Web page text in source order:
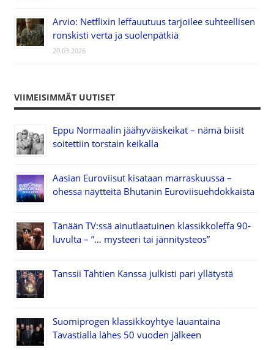
Arvio: Netflixin leffauutuus tarjoilee suhteellisen
ronskisti verta ja suolenpätkiä
20.03.2026
VIIMEISIMMÄT UUTISET
Eppu Normaalin jäähyväiskeikat – nämä biisit
soitettiin torstain keikalla
Aasian Euroviisut kisataan marraskuussa –
ohessa näytteitä Bhutanin Euroviisuehdokkaista
Tänään TV:ssä ainutlaatuinen klassikkoleffa 90-
luvulta – ”… mysteeri tai jännitysteos”
Tanssii Tähtien Kanssa julkisti pari yllätystä
Suomiprogen klassikkoyhtye lauantaina
Tavastialla lähes 50 vuoden jälkeen